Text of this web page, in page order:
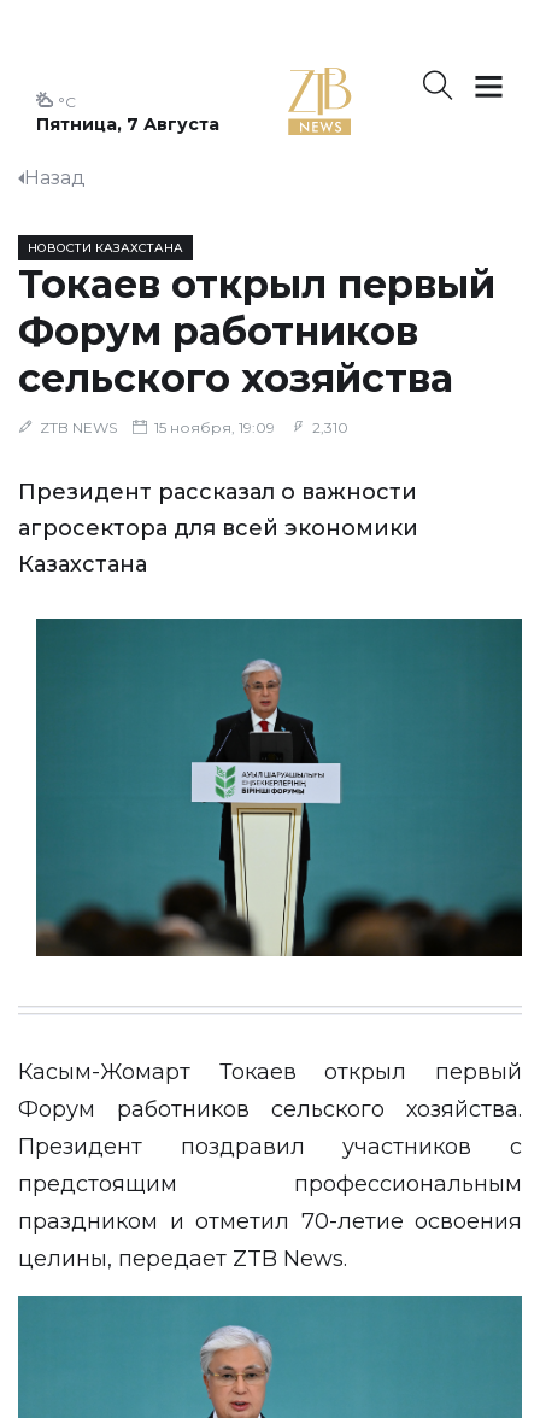
Пятница, 7 Августа
°C
Назад
НОВОСТИ КАЗАХСТАНА
Токаев открыл первый
Форум работников
сельского хозяйства
ZTB NEWS 15 ноября, 19:09 2,310
Президент рассказал о важности
агросектора для всей экономики
Казахстана
Касым-Жомарт Токаев открыл первый
Форум работников сельского хозяйства.
Президент поздравил участников с
предстоящим профессиональным
праздником и отметил 70-летие освоения
целины, передает ZTB News.